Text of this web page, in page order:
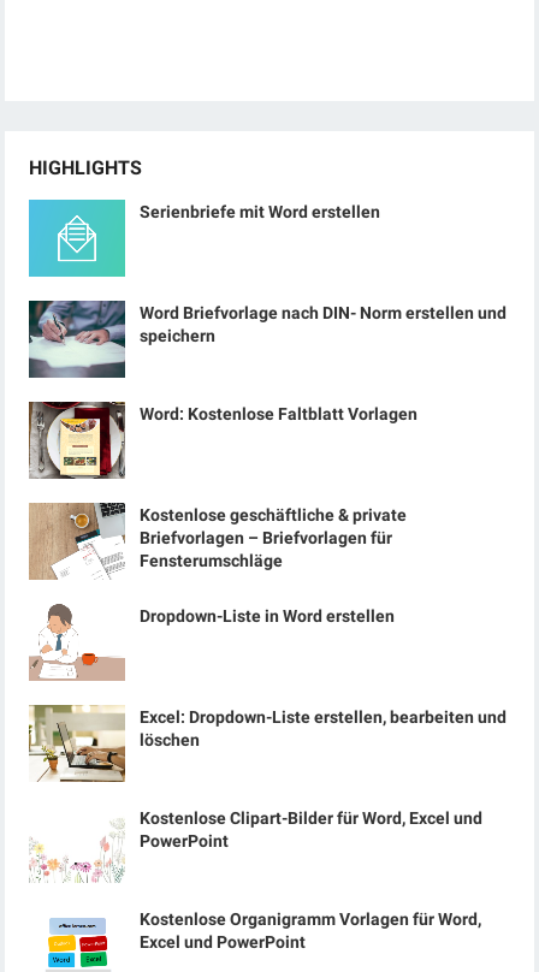
HIGHLIGHTS
Serienbriefe mit Word erstellen
Word Briefvorlage nach DIN- Norm erstellen und
speichern
Word: Kostenlose Faltblatt Vorlagen
Kostenlose geschäftliche & private
Briefvorlagen – Briefvorlagen für
Fensterumschläge
Dropdown-Liste in Word erstellen
Excel: Dropdown-Liste erstellen, bearbeiten und
löschen
Kostenlose Clipart-Bilder für Word, Excel und
PowerPoint
Kostenlose Organigramm Vorlagen für Word,
Excel und PowerPoint